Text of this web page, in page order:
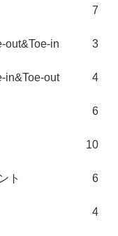
7
out&Toe-in 3
in&Toe-out 4
6
10
ト 6
4